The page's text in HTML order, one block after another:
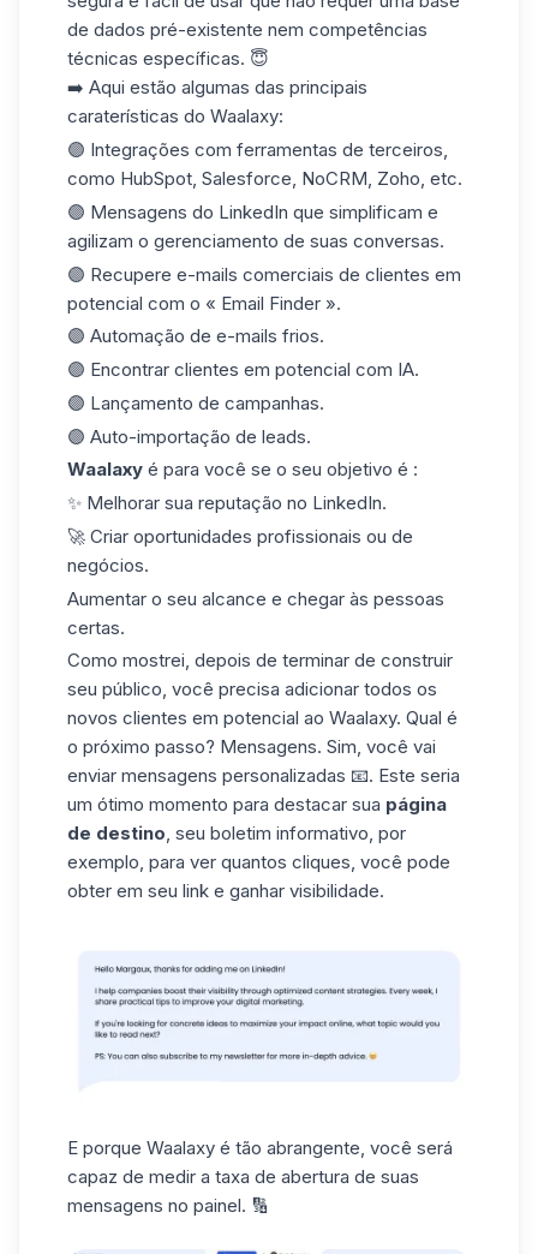
de dados pré-existente nem competências
técnicas específicas. 😇
➡️ Aqui estão algumas das principais
caraterísticas do Waalaxy:
🟣 Integrações com ferramentas de terceiros,
como HubSpot, Salesforce, NoCRM, Zoho, etc.
🟣 Mensagens do LinkedIn que simplificam e
agilizam o gerenciamento de suas conversas.
🟣 Recupere e-mails comerciais de clientes em
potencial com o « Email Finder ».
🟣 Automação de e-mails frios.
🟣 Encontrar clientes em potencial com IA.
🟣 Lançamento de campanhas.
🟣 Auto-importação de leads.
Waalaxy é para você se o seu objetivo é :
✨ Melhorar sua reputação no LinkedIn.
🚀 Criar oportunidades profissionais ou de
negócios.
Aumentar o seu alcance e chegar às pessoas
certas.
Como mostrei, depois de terminar de construir
seu público, você precisa adicionar todos os
novos clientes em potencial ao Waalaxy. Qual é
o próximo passo? Mensagens. Sim, você vai
enviar mensagens personalizadas 📧. Este seria
um ótimo momento para destacar sua página
de destino, seu boletim informativo, por
exemplo, para ver quantos cliques, você pode
obter em seu link e ganhar visibilidade.
E porque Waalaxy é tão abrangente, você será
capaz de medir a taxa de abertura de suas
mensagens no painel. 🔢